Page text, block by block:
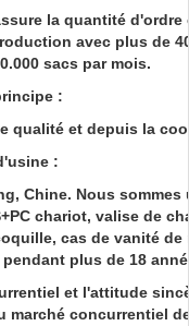
la quantité d'ordre
avec plus de
sacs par mois.
:
qualité et depuis la
:
Chine. Nous
chariot, valise de
cas de vanité de
plus de 18
et l'attitude
marché concurrentiel